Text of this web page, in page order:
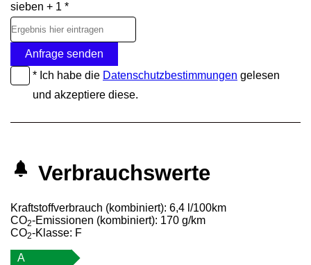
sieben + 1 *
Anfrage senden
* Ich habe die Datenschutzbestimmungen gelesen
und akzeptiere diese.
Verbrauchswerte
Kraftstoffverbrauch (kombiniert): 6,4 l/100km
CO2-Emissionen (kombiniert): 170 g/km
CO2-Klasse: F
A